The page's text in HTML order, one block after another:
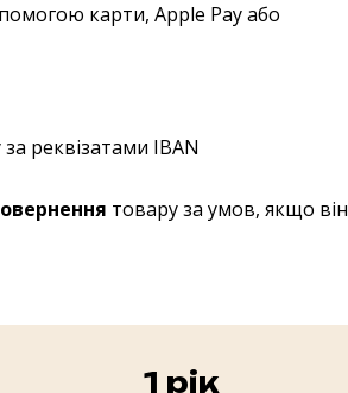
карти, Apple Pay або
реквізатами IBAN
товару за умов, якщо він
1 рік